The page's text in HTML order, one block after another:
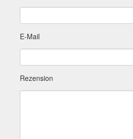
E-Mail
Rezension